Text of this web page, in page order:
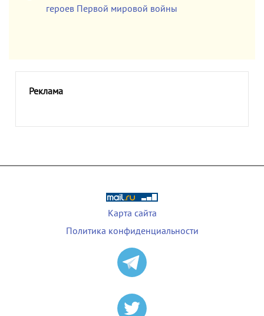
героев Первой мировой войны
Реклама
Карта сайта
Политика конфиденциальности